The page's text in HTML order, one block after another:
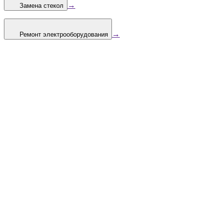
Замена стекол →
Ремонт электрооборудования →